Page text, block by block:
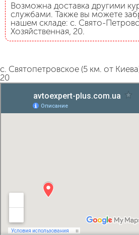
Возможна доставка другими
службами. Также вы можете
нашем складе: с. Свято-
Хозяйственная, 20.
с. Святопетровское (5 км. от
20